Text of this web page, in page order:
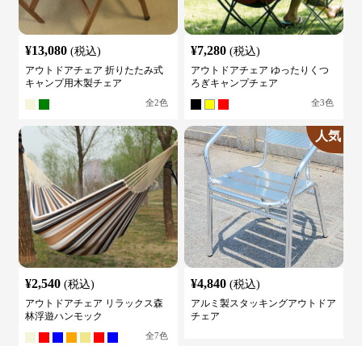
¥13,080 (税込)
アウトドアチェア 折りたたみ式
キャンプ用木製チェア
全2色
¥7,280 (税込)
アウトドアチェア ゆったりくつ
ろぎキャンプチェア
全3色
¥2,540 (税込)
アウトドアチェア リラックス森
林浮遊ハンモック
全7色
人気
¥4,840 (税込)
アルミ製スタッキングアウトドア
チェア